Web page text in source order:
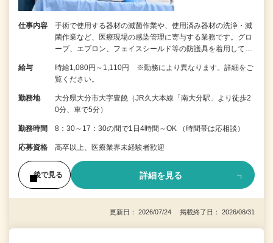
仕事内容
手術で使用する器材の滅菌作業や、使用済み器材の洗浄・滅
菌作業など、医療現場の感染管理に寄与する業務です。グロ
ーブ、エプロン、フェイスシールド等の防護具を着用して…
給与
時給1,080円～1,110円 ※勤務により異なります。詳細をご
覧ください。
勤務地
大分県大分市大字豊饒（JR久大本線「南大分駅」より徒歩2
0分、車で5分）
勤務時間 8：30～17：30の間で1日4時間～OK （時間帯は応相談）
応募資格 高卒以上、医療業界未経験者歓迎
後で見る 詳細を見る
更新日： 2026/07/24 掲載終了日： 2026/08/31